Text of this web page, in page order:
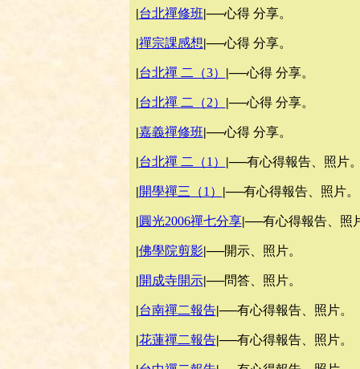
|台北禪修班|──心得 分享。
|禪宗課感想|──心得 分享。
|台北禪 二（3） |──心得 分享。
|台北禪 二（2） |──心得 分享。
|嘉義禪修班|──心得 分享。
|台北禪 二（1） |──有心得報告、照片
|開學禪三（1） |──有心得報告、照片。
|圓光2006禪七分享|──有心得報告、照
|佛學院剪影|──開示、照片。
|開成寺開示|──問答、照片。
|台南禪二報告|──有心得報告、照片。
|花蓮禪二報告|──有心得報告、照片。